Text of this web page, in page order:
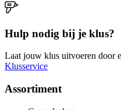
Hulp nodig bij je klus?
Laat jouw klus uitvoeren door
Klusservice
Assortiment